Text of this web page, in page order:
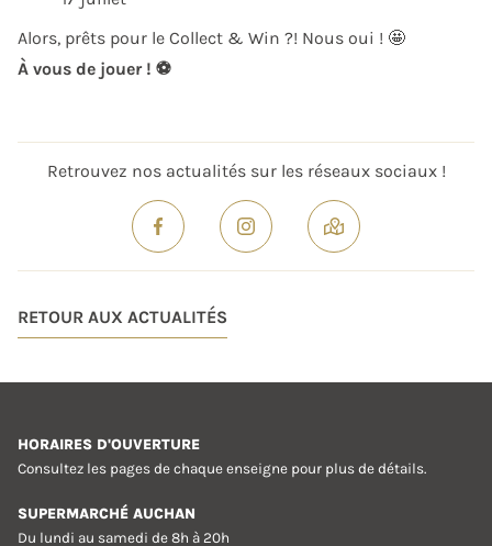
Alors, prêts pour le Collect & Win ?! Nous oui ! 🤩
À vous de jouer ! ⚽️
Retrouvez nos actualités sur les réseaux sociaux !
RETOUR AUX ACTUALITÉS
HORAIRES D'OUVERTURE
Consultez les pages de chaque enseigne pour plus de détails.
SUPERMARCHÉ AUCHAN
Du lundi au samedi de 8h à 20h